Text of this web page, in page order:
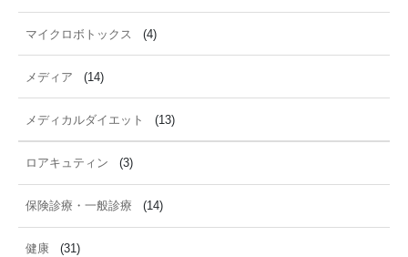
マイクロボトックス (4)
メディア (14)
メディカルダイエット (13)
ロアキュティン (3)
保険診療・一般診療 (14)
健康 (31)